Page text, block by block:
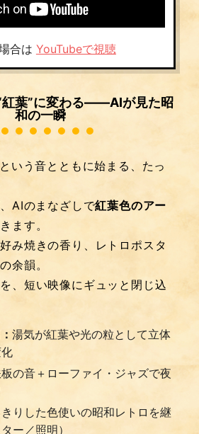
合は YouTubeで視聴
紅葉”に変わる——AIが見た昭
和の一瞬
という音とともに始まる、たっ
AIのまなざしで紅葉色のアー
ます。
み焼きの香り、レトロポスタ
余韻。
、短い映像にギュッと閉じ込
湯気が紅葉や光の粒として立体
の音＋ローファイ・ジャズで夜
りした色使いの昭和レトロを継
ー／照明）